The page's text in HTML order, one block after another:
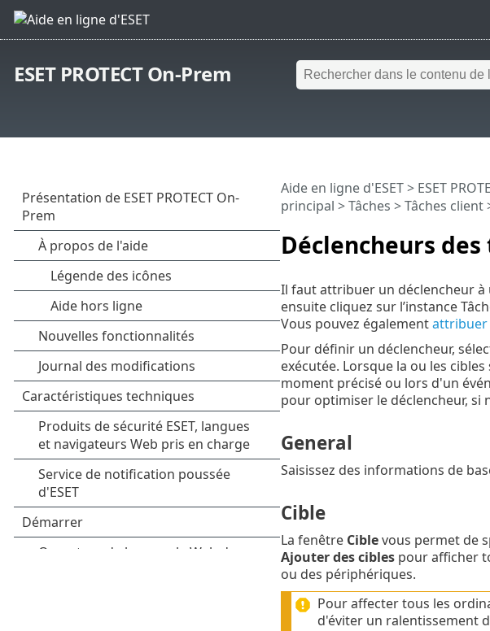
ESET PROTECT On-Prem
Déclencheurs
Aide en ligne d'ESET> ESET
principal >Tâches >Tâches client
Il faut attribuer un déclencheur à
ensuite cliquez sur l’instance
Vous pouvez égalementattribuer
Pour définir un déclencheur,
exécutée. Lorsque la ou les
moment précisé ou lors d'un
pour optimiser le déclencheur, si
General
Saisissez des informations de
Cible
La fenêtre Ciblevous permet de
Ajouter des ciblespour afficher
ou des périphériques.
Pour affecter tous les
d'éviter un ralentissement